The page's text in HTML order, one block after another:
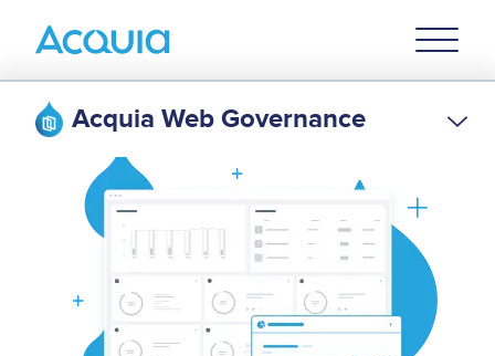
content
Menu
Acquia Web Governance